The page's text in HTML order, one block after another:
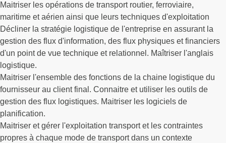
Maitriser les opérations de transport routier, ferroviaire,
maritime et aérien ainsi que leurs techniques d'exploitation
Décliner la stratégie logistique de l'entreprise en assurant la
gestion des flux d'information, des flux physiques et financiers
d'un point de vue technique et relationnel. Maîtriser l'anglais
logistique.
Maitriser l'ensemble des fonctions de la chaine logistique du
fournisseur au client final. Connaitre et utiliser les outils de
gestion des flux logistiques. Maitriser les logiciels de
planification.
Maitriser et gérer l'exploitation transport et les contraintes
propres à chaque mode de transport dans un contexte